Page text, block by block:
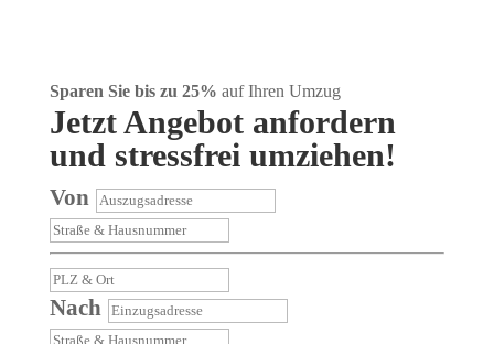
Sparen Sie bis zu 25% auf Ihren Umzug
Jetzt Angebot anfordern
und stressfrei umziehen!
Von
Nach